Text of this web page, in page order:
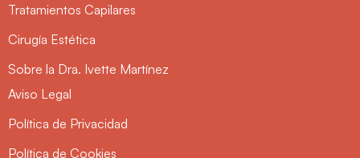
Tratamientos Capilares
Cirugía Estética
Sobre la Dra. Ivette Martínez
Aviso Legal
Política de Privacidad
Política de Cookies